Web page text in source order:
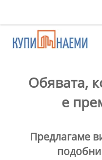
Обявата,
е
Предлагаме